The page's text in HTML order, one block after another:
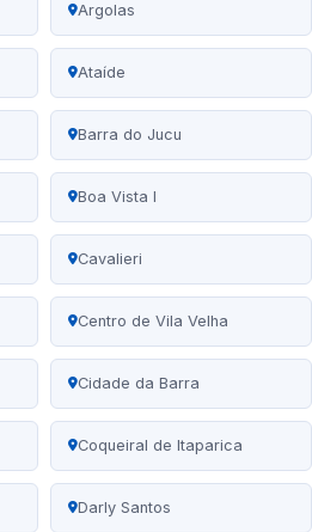
Argolas
Ataíde
Barra do Jucu
Boa Vista I
Cavalieri
Centro de Vila Velha
Cidade da Barra
Coqueiral de Itaparica
Darly Santos